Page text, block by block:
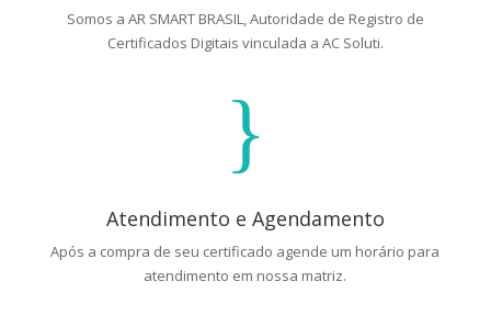
Somos a AR SMART BRASIL, Autoridade de Registro de
Certificados Digitais vinculada a AC Soluti.
}
Atendimento e Agendamento
Após a compra de seu certificado agende um horário para
atendimento em nossa matriz.